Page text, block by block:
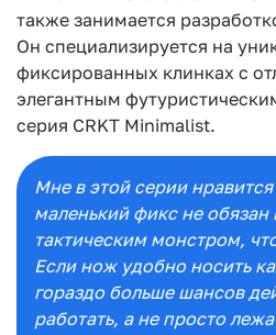
также занимается
Он специализируется на
фиксированных клинках с
элегантным
серия CRKT Minimalist.
Мне в этой серии
маленький фикс не обязан
тактическим монстром,
Если нож удобно носить
гораздо больше шансов
работать, а не просто